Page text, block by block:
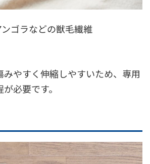
ゴラなどの獣毛繊維
みやすく伸縮しやすいため、専用
必要です。